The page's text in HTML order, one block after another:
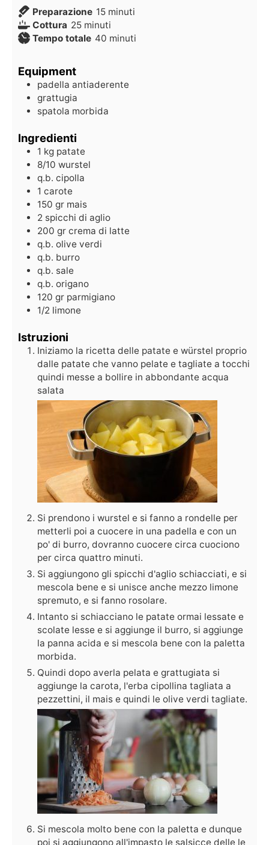
Preparazione 15 minuti
Cottura 25 minuti
Tempo totale 40 minuti
Equipment
padella antiaderente
grattugia
spatola morbida
Ingredienti
1 kg patate
8/10 wurstel
q.b. cipolla
1 carote
150 gr mais
2 spicchi di aglio
200 gr crema di latte
q.b. olive verdi
q.b. burro
q.b. sale
q.b. origano
120 gr parmigiano
1/2 limone
Istruzioni
Iniziamo la ricetta delle patate e würstel proprio
dalle patate che vanno pelate e tagliate a tocchi
quindi messe a bollire in abbondante acqua
salata
Si prendono i wurstel e si fanno a rondelle per
metterli poi a cuocere in una padella e con un
po' di burro, dovranno cuocere circa cuociono
per circa quattro minuti.
Si aggiungono gli spicchi d'aglio schiacciati, e si
mescola bene e si unisce anche mezzo limone
spremuto, e si fanno rosolare.
Intanto si schiacciano le patate ormai lessate e
scolate lesse e si aggiunge il burro, si aggiunge
la panna acida e si mescola bene con la paletta
morbida.
Quindi dopo averla pelata e grattugiata si
aggiunge la carota, l'erba cipollina tagliata a
pezzettini, il mais e quindi le olive verdi tagliate.
Si mescola molto bene con la paletta e dunque
poi si aggiungono all'impasto le salsicce delle le